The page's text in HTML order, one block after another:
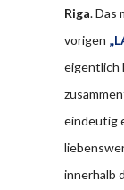
Riga. Das
vorigen
eigentlich
eindeutig
innerhalb